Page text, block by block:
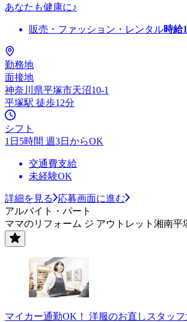
あなたも健康に♪
販売・ファッション・レンタル時給
勤務地
面接地
神奈川県平塚市天沼10-1
平塚駅 徒歩12分
シフト
1日5時間 週3日からOK
交通費支給
未経験OK
詳細を見る
応募画面に進む
アルバイト・パート
ママのリフォーム ジ アウトレット湘南平
マイカー通勤OK！ 洋服のお直しスタッフ